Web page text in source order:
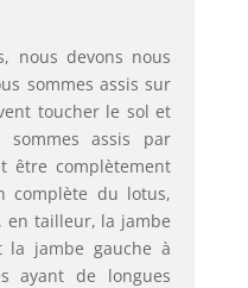
nous devons nous
sommes assis sur
toucher le sol et
assis par
être complètement
complète du lotus,
en tailleur, la jambe
la jambe gauche à
ayant de longues